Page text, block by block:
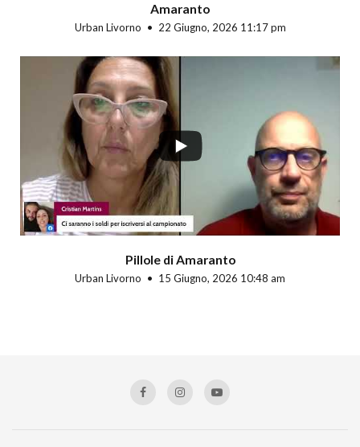
Amaranto
Urban Livorno 22 Giugno, 2026 11:17 pm
Pillole di Amaranto
Urban Livorno 15 Giugno, 2026 10:48 am